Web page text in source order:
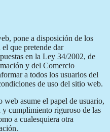
pone a disposición de los
que pretende dar
en la Ley 34/2002, de
y del Comercio
a todos los usuarios del
de uso del sitio web.
web asume el papel de usuario,
y cumplimiento riguroso de las
a cualesquiera otra